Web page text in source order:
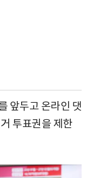
앞두고 온라인 댓
투표권을 제한